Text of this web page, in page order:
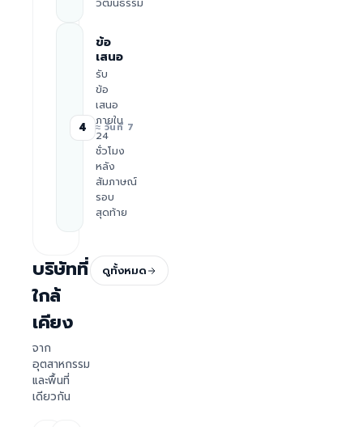
4
ข้อ
เสนอ
รับ
ข้อ
เสนอ
ภายใน
24
ชั่วโมง
หลัง
สัมภาษณ์
รอบ
สุดท้าย
≈ วันที่ 7
บริษัทที่
ใกล้
เคียง
จาก
อุตสาหกรรม
และพื้นที่
เดียวกัน
ดูทั้งหมด